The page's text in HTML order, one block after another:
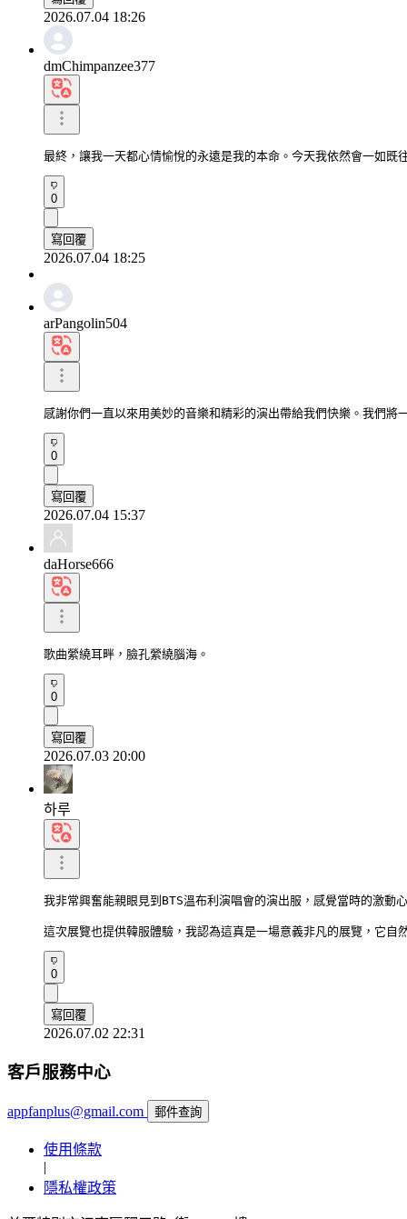
2026.07.04 18:26
dmChimpanzee377
最終，讓我一天都心情愉悅的永遠是我的本命。今天我依然會一如既
0
寫回覆
2026.07.04 18:25
arPangolin504
感謝你們一直以來用美妙的音樂和精彩的演出帶給我們快樂。我們將
0
寫回覆
2026.07.04 15:37
daHorse666
歌曲縈繞耳畔，臉孔縈繞腦海。
0
寫回覆
2026.07.03 20:00
하루
我非常興奮能親眼見到BTS溫布利演唱會的演出服，感覺當時的激動
這次展覽也提供韓服體驗，我認為這真是一場意義非凡的展覽，它
0
寫回覆
2026.07.02 22:31
客戶服務中心
appfanplus@gmail.com 郵件查詢
使用條款
|
隱私權政策